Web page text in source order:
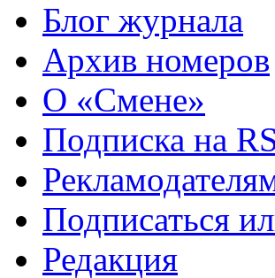
Блог журнала
Архив номеров
О «Смене»
Подписка на
Подписаться
Редакция